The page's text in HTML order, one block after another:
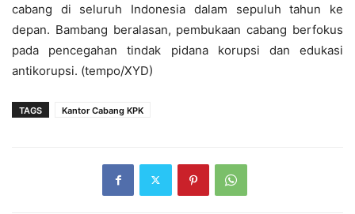
cabang di seluruh Indonesia dalam sepuluh tahun ke
depan. Bambang beralasan, pembukaan cabang berfokus
pada pencegahan tindak pidana korupsi dan edukasi
antikorupsi. (tempo/XYD)
TAGS Kantor Cabang KPK